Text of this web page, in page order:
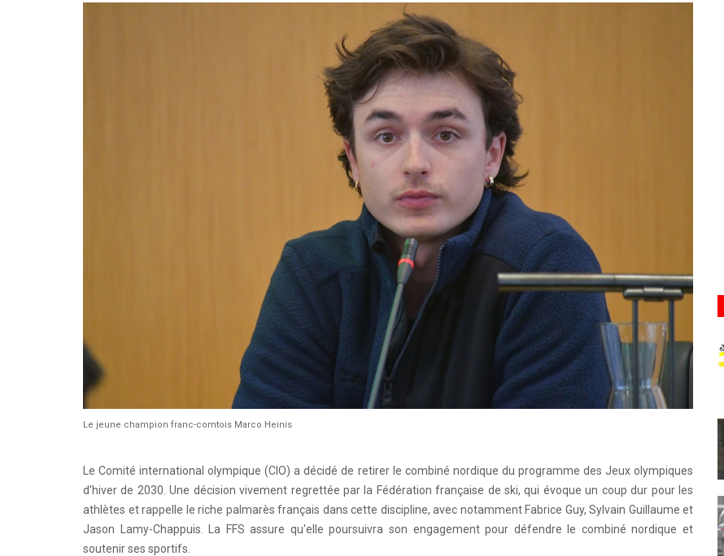
Le jeune champion franc-comtois Marco Heinis
Le Comité international olympique (CIO) a décidé de retirer le combiné nordique du programme des Jeux olympiques
d'hiver de 2030. Une décision vivement regrettée par la Fédération française de ski, qui évoque un coup dur pour les
athlètes et rappelle le riche palmarès français dans cette discipline, avec notamment Fabrice Guy, Sylvain Guillaume et
Jason Lamy-Chappuis. La FFS assure qu'elle poursuivra son engagement pour défendre le combiné nordique et
soutenir ses sportifs.